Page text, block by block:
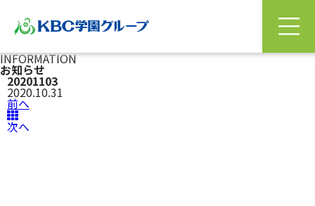
INFORMATION
お知らせ
20201103
2020.10.31
前へ
次へ